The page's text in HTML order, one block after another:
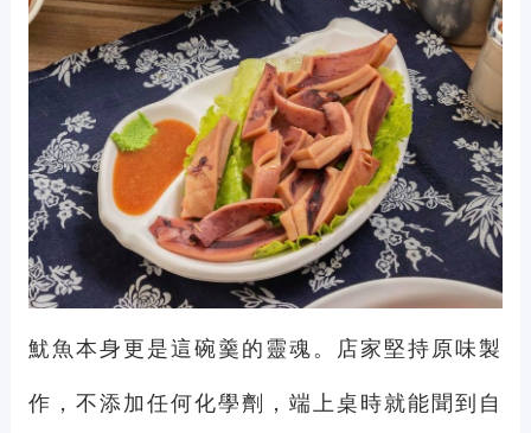
魷魚本身更是這碗羹的靈魂。店家堅持原味製
作，不添加任何化學劑，端上桌時就能聞到自